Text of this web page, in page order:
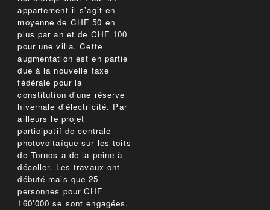
appartement il s'agit en
moyenne de CHF 50 en
plus par an et de CHF 100
pour une villa. Cette
augmentation est en partie
due à la nouvelle taxe
fédérale pour la
constitution d'une réserve
hivernale d'électricité. Par
ailleurs le projet
participatif de centrale
photovoltaïque sur les toits
de Tornos a de la peine à
décoller. Les travaux ont
débuté mais que 25
personnes pour CHF
160'000 se sont engagées.